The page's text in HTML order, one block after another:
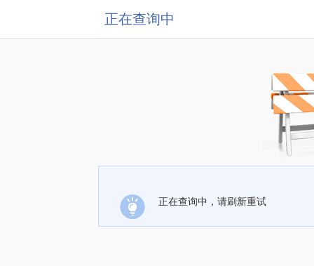
正在查询中
正在查询中，请刷新重试